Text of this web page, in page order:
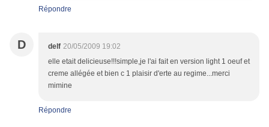
Répondre
D delf 20/05/2009 19:02
elle etait delicieuse!!!simple,je l'ai fait en version light 1 oeuf et
creme allégée et bien c 1 plaisir d'erte au regime...merci
mimine
Répondre